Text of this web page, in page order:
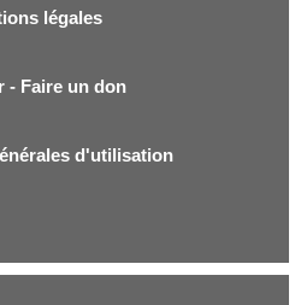
légales
- Faire un don
d'utilisation